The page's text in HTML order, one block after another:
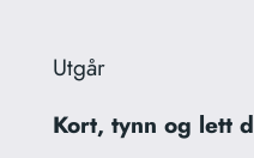
Utgår
Kort, tynn og lett